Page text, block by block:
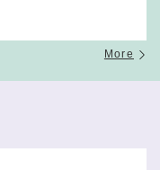
More